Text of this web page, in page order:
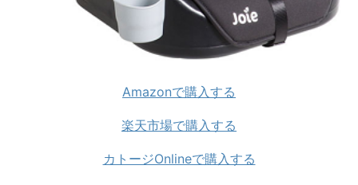
Amazonで購入する
楽天市場で購入する
カトージOnlineで購入する